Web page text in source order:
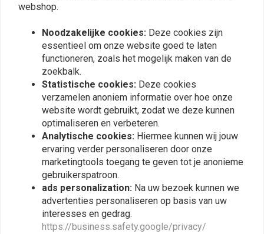
Vergelijkbare producten
IRONWOOD MOTORCYCLES JOHN DOE
webshop.
Noodzakelijke cookies: Deze cookies zijn
essentieel om onze website goed te laten
functioneren, zoals het mogelijk maken van de
zoekbalk.
Statistische cookies: Deze cookies
verzamelen anoniem informatie over hoe onze
website wordt gebruikt, zodat we deze kunnen
optimaliseren en verbeteren.
Analytische cookies: Hiermee kunnen wij jouw
ervaring verder personaliseren door onze
marketingtools toegang te geven tot je anonieme
gebruikerspatroon.
ads personalization: Na uw bezoek kunnen we
advertenties personaliseren op basis van uw
interesses en gedrag.
https://business.safety.google/privacy/